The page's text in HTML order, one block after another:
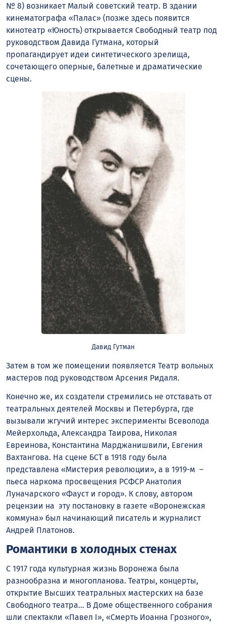
№ 8) возникает Малый советский театр. В здании
кинематографа «Палас» (позже здесь появится
кинотеатр «Юность) открывается Свободный театр под
руководством Давида Гутмана, который
пропагандирует идеи синтетического зрелища,
сочетающего оперные, балетные и драматические
сцены.
Давид Гутман
Затем в том же помещении появляется Театр вольных
мастеров под руководством Арсения Ридаля.
Конечно же, их создатели стремились не отставать от
театральных деятелей Москвы и Петербурга, где
вызывали жгучий интерес эксперименты Всеволода
Мейерхольда, Александра Таирова, Николая
Евреинова, Константина Марджанишвили, Евгения
Вахтангова. На сцене БСТ в 1918 году была
представлена «Мистерия революции», а в 1919-м –
пьеса наркома просвещения РСФСР Анатолия
Луначарского «Фауст и город». К слову, автором
рецензии на эту постановку в газете «Воронежская
коммуна» был начинающий писатель и журналист
Андрей Платонов.
Романтики в холодных стенах
С 1917 года культурная жизнь Воронежа была
разнообразна и многопланова. Театры, концерты,
открытие Высших театральных мастерских на базе
Свободного театра… В Доме общественного собрания
шли спектакли «Павел I», «Смерть Иоанна Грозного»,